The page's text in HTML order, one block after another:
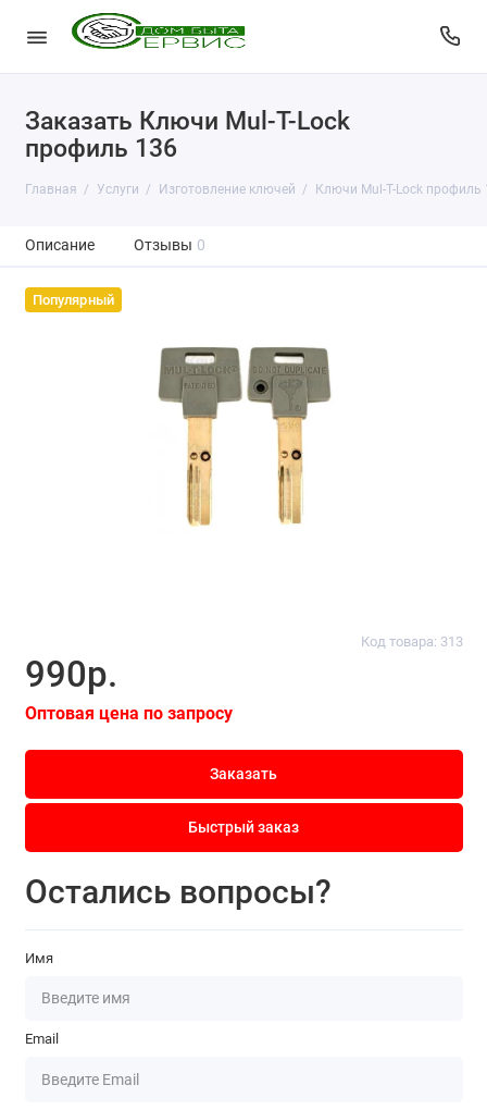
Заказать Ключи Mul-T-Lock
профиль 136
Главная Услуги Изготовление ключей Ключи Mul-T-Lock профиль
Описание Отзывы 0
Популярный
Код товара: 313
990р.
Оптовая цена по запросу
Заказать
Быстрый заказ
Остались вопросы?
Имя
Email